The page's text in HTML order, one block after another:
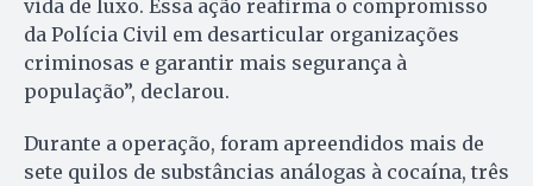
vida de luxo. Essa ação reafirma o compromisso
da Polícia Civil em desarticular organizações
criminosas e garantir mais segurança à
população”, declarou.
Durante a operação, foram apreendidos mais de
sete quilos de substâncias análogas à cocaína, três